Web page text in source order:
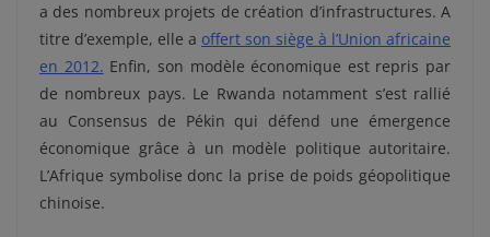
a des nombreux projets de création d’infrastructures. A
titre d’exemple, elle a offert son siège à l’Union africaine
en 2012. Enfin, son modèle économique est repris par
de nombreux pays. Le Rwanda notamment s’est rallié
au Consensus de Pékin qui défend une émergence
économique grâce à un modèle politique autoritaire.
L’Afrique symbolise donc la prise de poids géopolitique
chinoise.